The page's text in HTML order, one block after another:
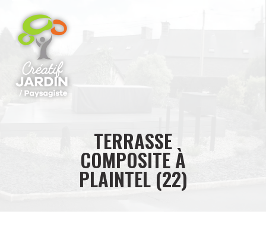
TERRASSE
COMPOSITE À
PLAINTEL (22)